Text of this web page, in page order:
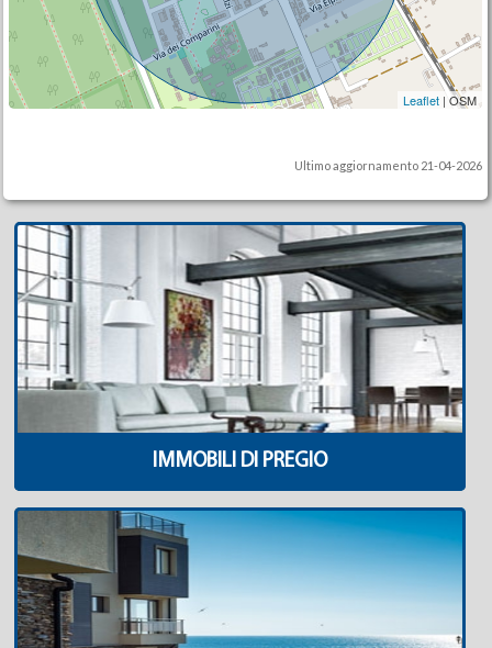
Leaflet | OSM
Ultimo aggiornamento 21-04-2026
IMMOBILI DI PREGIO